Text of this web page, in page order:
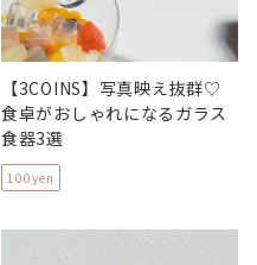
【3COINS】写真映え抜群♡
食卓がおしゃれになるガラス
食器3選
100yen